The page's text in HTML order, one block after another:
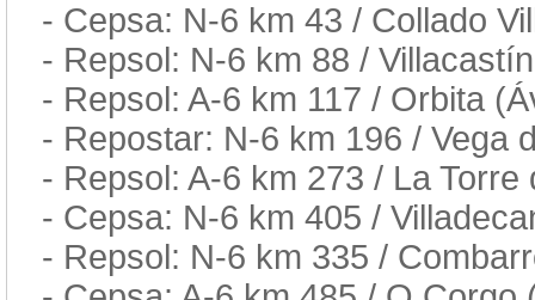
- Cepsa: N-6 km 43 / Collado
- Repsol: N-6 km 88 /
- Repsol: A-6 km 117 / Orbita
- Repostar: N-6 km 196 / Vega
- Repsol: A-6 km 273 / La Torre
- Cepsa: N-6 km 405 /
- Repsol: N-6 km 335 /